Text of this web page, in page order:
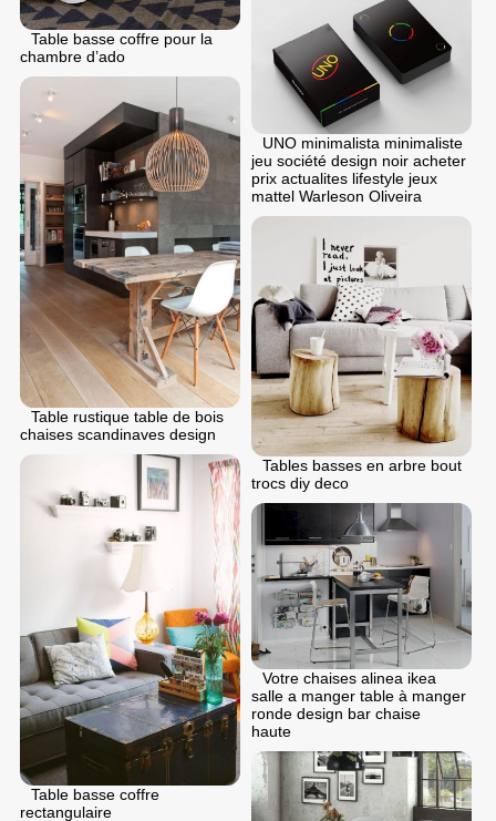
Table basse coffre pour la
chambre d’ado
UNO minimalista minimaliste
jeu société design noir acheter
prix actualites lifestyle jeux
mattel Warleson Oliveira
Table rustique table de bois
chaises scandinaves design
Tables basses en arbre bout
trocs diy deco
Table basse coffre
rectangulaire
Votre chaises alinea ikea
salle a manger table à manger
ronde design bar chaise
haute